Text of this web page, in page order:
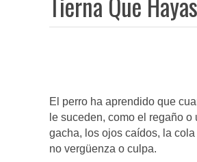
El perro ha aprendido que
le suceden, como el regaño
gacha, los ojos caídos, la
no vergüenza o culpa.